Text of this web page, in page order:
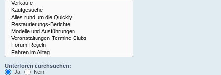
Unterforen durchsuchen:
Ja
Nein